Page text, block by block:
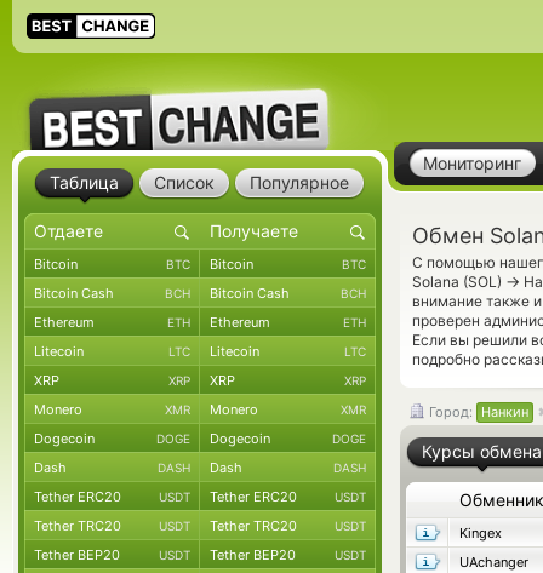
Мониторинг
Обмен
С помощью
Solana (SOL) →
внимание также
проверен
Если вы решили
подробно
Город: Нанкин
Курсы обмена
Обменник
Kingex
UAchanger
Таблица Список Популярное
Bitcoin BTC Bitcoin BTC
Bitcoin Cash BCH Bitcoin Cash BCH
Ethereum ETH Ethereum ETH
Litecoin LTC Litecoin LTC
XRP XRP XRP XRP
Monero XMR Monero XMR
Dogecoin DOGE Dogecoin DOGE
Dash DASH Dash DASH
Tether ERC20 USDT Tether ERC20 USDT
Tether TRC20 USDT Tether TRC20 USDT
Tether BEP20 USDT Tether BEP20 USDT